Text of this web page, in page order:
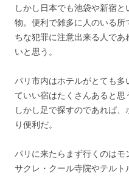
しかし日本でも池袋や新宿
物。便利で雑多に人のいる
ちな犯罪に注意出来る人で
いと思う。
パリ市内はホテルがとても多
ていい宿はたくさんあると思
しかし足で探すのであれば
り便利だ。
パリに来たらまず行くのはモ
サクレ・クール寺院やテル